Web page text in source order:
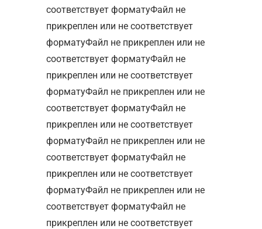
соответствует форматуФайл не
прикреплен или не соответствует
форматуФайл не прикреплен или не
соответствует форматуФайл не
прикреплен или не соответствует
форматуФайл не прикреплен или не
соответствует форматуФайл не
прикреплен или не соответствует
форматуФайл не прикреплен или не
соответствует форматуФайл не
прикреплен или не соответствует
форматуФайл не прикреплен или не
соответствует форматуФайл не
прикреплен или не соответствует